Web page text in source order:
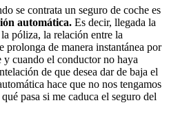
se contrata un seguro de coche es
automática. Es decir, llegada la
póliza, la relación entre la
prolonga de manera instantánea por
y cuando el conductor no haya
de que desea dar de baja el
hace que no nos tengamos
pasa si me caduca el seguro del